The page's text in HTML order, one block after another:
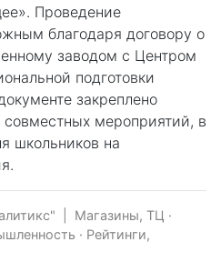
Проведение
благодаря договору о
заводом с Центром
подготовки
закреплено
мероприятий, в
школьников на
Магазины, ТЦ ·
· Рейтинги,